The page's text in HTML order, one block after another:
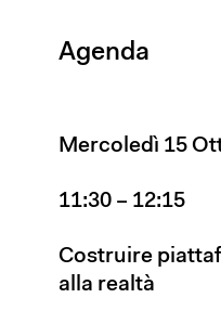
Agenda
Mercoledì 15
11:30 – 12:15
Costruire
alla realtà